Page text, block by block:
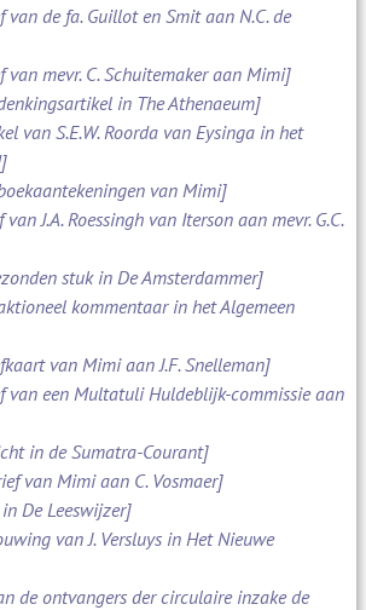
de fa. Guillot en Smit aan N.C. de
mevr. C. Schuitemaker aan Mimi]
in The Athenaeum]
van S.E.W. Roorda van Eysinga in het
van Mimi]
J.A. Roessingh van Iterson aan mevr. G.C.
stuk in De Amsterdammer]
kommentaar in het Algemeen
van Mimi aan J.F. Snelleman]
van een Multatuli Huldeblijk-commissie aan
in de Sumatra-Courant]
van Mimi aan C. Vosmaer]
De Leeswijzer]
van J. Versluys in Het Nieuwe
de ontvangers der circulaire inzake de